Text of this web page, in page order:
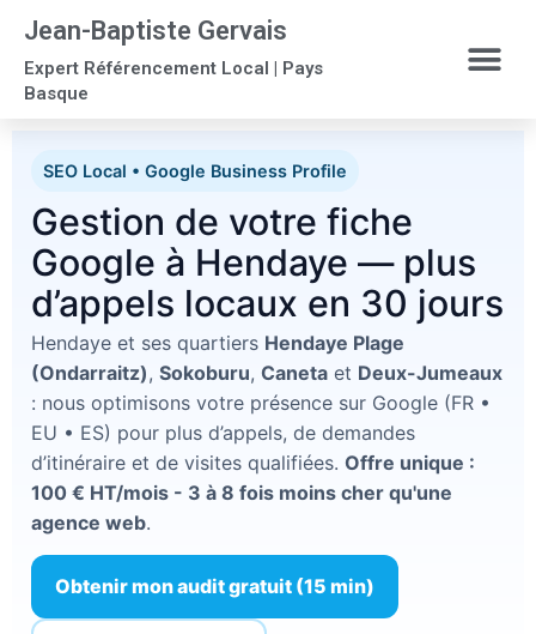
Jean-Baptiste Gervais
Expert Référencement Local | Pays
Basque
SEO Local • Google Business Profile
Gestion de votre fiche
Google à Hendaye — plus
d’appels locaux en 30 jours
Hendaye et ses quartiers Hendaye Plage
(Ondarraitz), Sokoburu, Caneta et Deux-Jumeaux
: nous optimisons votre présence sur Google (FR •
EU • ES) pour plus d’appels, de demandes
d’itinéraire et de visites qualifiées. Offre unique :
100 € HT/mois - 3 à 8 fois moins cher qu'une
agence web.
Obtenir mon audit gratuit (15 min)